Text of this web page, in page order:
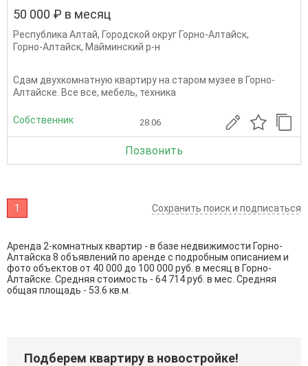
50 000 ₽ в месяц
Республика Алтай, Городской округ Горно-Алтайск,
Горно-Алтайск, Майминский р-н
Сдам двухкомнатную квартиру на старом музее в Горно-
Алтайске. Все все, мебель, техника
Собственник 28.06
Позвонить
1 Сохранить поиск и подписаться
Аренда 2-комнатных квартир - в базе недвижимости Горно-
Алтайска 8 объявлений по аренде с подробным описанием и
фото объектов от 40 000 до 100 000 руб. в месяц в Горно-
Алтайске. Средняя стоимость - 64 714 руб. в мес. Средняя
общая площадь - 53.6 кв.м.
Подберем квартиру в новостройке!